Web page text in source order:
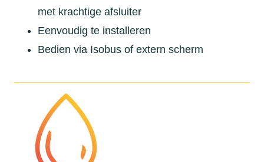
met krachtige afsluiter
Eenvoudig te installeren
Bedien via Isobus of extern scherm